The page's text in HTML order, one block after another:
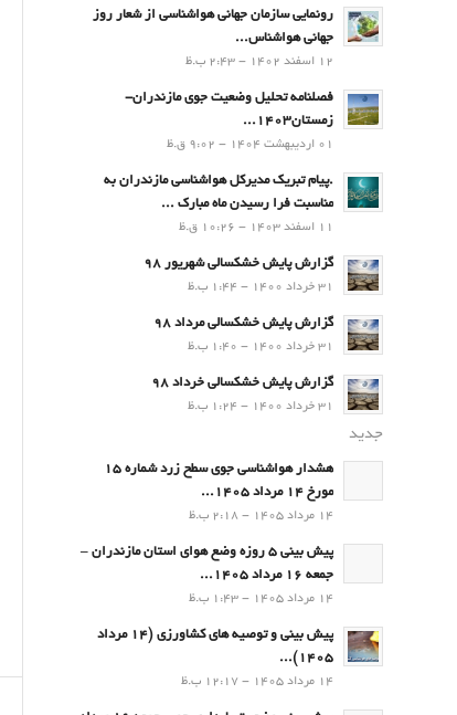
رونمایی سازمان جهانی هواشناسی از شعار روز
جهانی هواشناس...
12 اسفند 1402 - 2:43 ب.ظ
فصلنامه تحلیل وضعیت جوی مازندران-
زمستان۱۴۰۳...
01 اردیبهشت 1404 - 9:02 ق.ظ
.پيام تبريك مدیرکل هواشناسی مازندران به
مناسبت فرا رسيدن ماه مبارك ...
11 اسفند 1403 - 10:26 ق.ظ
گزارش پایش خشکسالی شهریور 98
31 خرداد 1400 - 1:44 ب.ظ
گزارش پایش خشکسالی مرداد 98
31 خرداد 1400 - 1:40 ب.ظ
گزارش پایش خشکسالی خرداد 98
31 خرداد 1400 - 1:24 ب.ظ
جدید
هشدار هواشناسی جوی سطح زرد شماره 15
مورخ 14 مرداد 1405...
14 مرداد 1405 - 2:18 ب.ظ
پیش بینی 5 روزه وضع هوای استان مازندران –
جمعه 16 مرداد 1405...
14 مرداد 1405 - 1:43 ب.ظ
پیش بینی و توصیه های کشاورزی (14 مرداد
۱۴۰۵)...
14 مرداد 1405 - 12:17 ب.ظ